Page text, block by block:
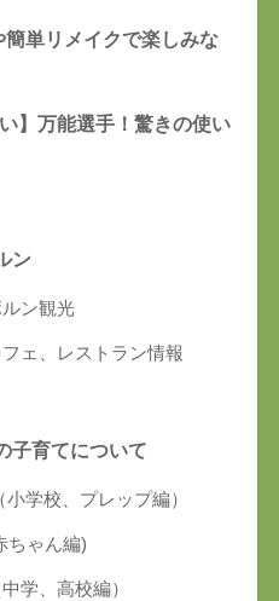
簡単リメイクで楽しみな
】万能選手！驚きの使い
ン
ン観光
ェ、レストラン情報
子育てについて
学校、プレップ編）
ちゃん編)
学、高校編）